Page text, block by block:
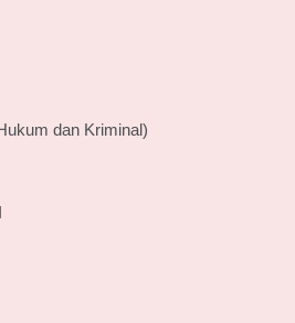
dan Kriminal)